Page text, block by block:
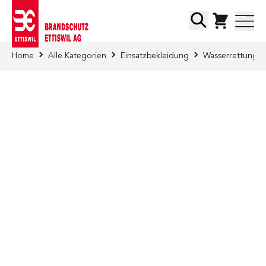
Suche
Home Alle Kategorien Einsatzbekleidung Wasserrettung